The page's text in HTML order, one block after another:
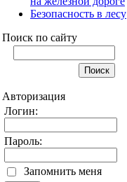
Безопасность в лесу
Поиск по сайту
Авторизация
Логин:
Пароль:
Запомнить меня